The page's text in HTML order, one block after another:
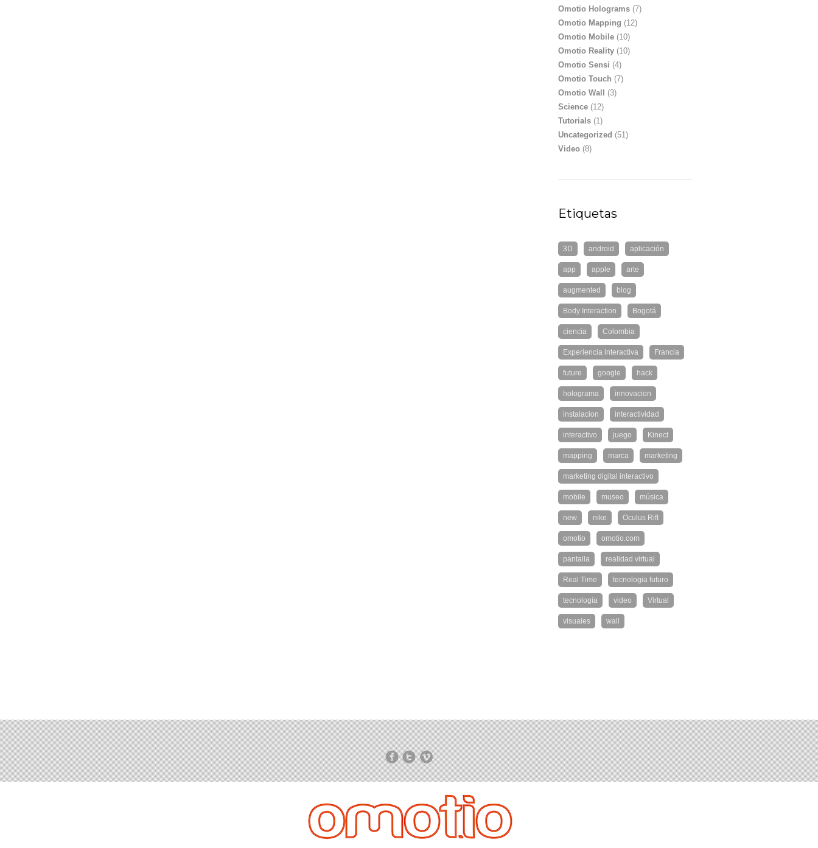
Omotio Holograms (7)
Omotio Mapping (12)
Omotio Mobile (10)
Omotio Reality (10)
Omotio Sensi (4)
Omotio Touch (7)
Omotio Wall
(3)
Science (12)
Tutorials (1)
Uncategorized (51)
Video (8)
Etiquetas
3D android aplicación
app apple arte
augmented blog
Body Interaction Bogotá
ciencia Colombia
Experiencia interactiva Francia
future google hack
holograma innovacion
instalacion interactividad
interactivo juego Kinect
mapping marca marketing
marketing digital interactivo
mobile museo música
new nike Oculus Rift
omotio omotio.com
pantalla realidad virtual
Real Time tecnologia futuro
tecnología video Virtual
visuales wall